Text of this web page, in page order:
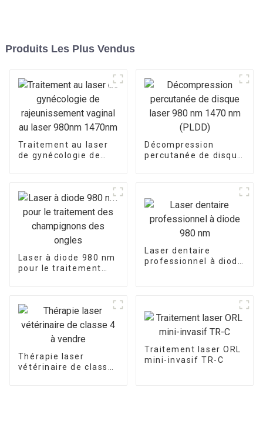
Produits Les Plus Vendus
Traitement au laser
de gynécologie de
Décompression
percutanée de disque
Laser à diode 980 nm
pour le traitement
Laser dentaire
professionnel à diode
Thérapie laser
vétérinaire de classe
Traitement laser ORL
mini-invasif TR-C